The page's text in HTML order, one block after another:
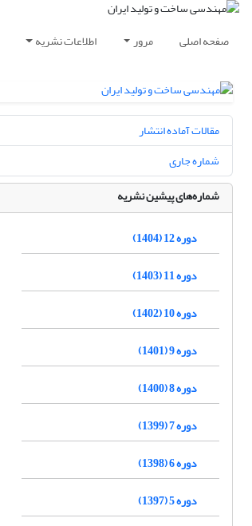
صفحه اصلی مرور اطلاعات نشریه
مقالات آماده انتشار
شماره جاری
شماره‌های پیشین نشریه
دوره 12 (1404)
دوره 11 (1403)
دوره 10 (1402)
دوره 9 (1401)
دوره 8 (1400)
دوره 7 (1399)
دوره 6 (1398)
دوره 5 (1397)